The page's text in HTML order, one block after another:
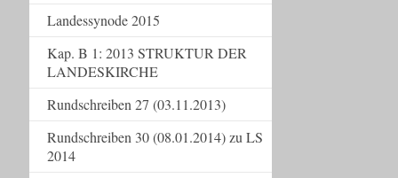
Landessynode 2015
Kap. B 1: 2013 STRUKTUR DER
LANDESKIRCHE
Rundschreiben 27 (03.11.2013)
Rundschreiben 30 (08.01.2014) zu LS
2014